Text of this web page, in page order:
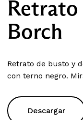
Retrato
Borch
Retrato de busto y
con terno negro.
Descargar